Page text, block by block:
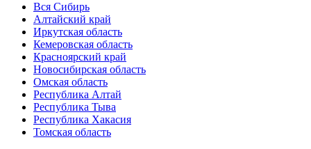
Вся Сибирь
Алтайский край
Иркутская область
Кемеровская область
Красноярский край
Новосибирская область
Омская область
Республика Алтай
Республика Тыва
Республика Хакасия
Томская область